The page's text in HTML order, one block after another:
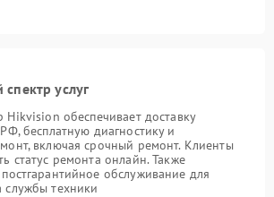
услуг
обеспечивает доставку
бесплатную диагностику и
включая срочный ремонт. Клиенты
статус ремонта онлайн. Также
постгарантийное обслуживание для
службы техники